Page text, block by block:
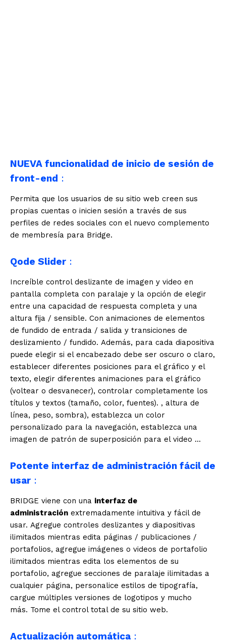
NUEVA funcionalidad de inicio de sesión de
front-end :
Permita que los usuarios de su sitio web creen sus
propias cuentas o inicien sesión a través de sus
perfiles de redes sociales con el nuevo complemento
de membresía para Bridge.
Qode Slider :
Increíble control deslizante de imagen y video en
pantalla completa con paralaje y la opción de elegir
entre una capacidad de respuesta completa y una
altura fija / sensible. Con animaciones de elementos
de fundido de entrada / salida y transiciones de
deslizamiento / fundido. Además, para cada diapositiva
puede elegir si el encabezado debe ser oscuro o claro,
establecer diferentes posiciones para el gráfico y el
texto, elegir diferentes animaciones para el gráfico
(voltear o desvanecer), controlar completamente los
títulos y textos (tamaño, color, fuentes). , altura de
línea, peso, sombra), establezca un color
personalizado para la navegación, establezca una
imagen de patrón de superposición para el video …
Potente interfaz de administración fácil de
usar :
BRIDGE viene con una interfaz de
administración extremadamente intuitiva y fácil de
usar. Agregue controles deslizantes y diapositivas
ilimitados mientras edita páginas / publicaciones /
portafolios, agregue imágenes o videos de portafolio
ilimitados mientras edita los elementos de su
portafolio, agregue secciones de paralaje ilimitadas a
cualquier página, personalice estilos de tipografía,
cargue múltiples versiones de logotipos y mucho
más. Tome el control total de su sitio web.
Actualización automática: